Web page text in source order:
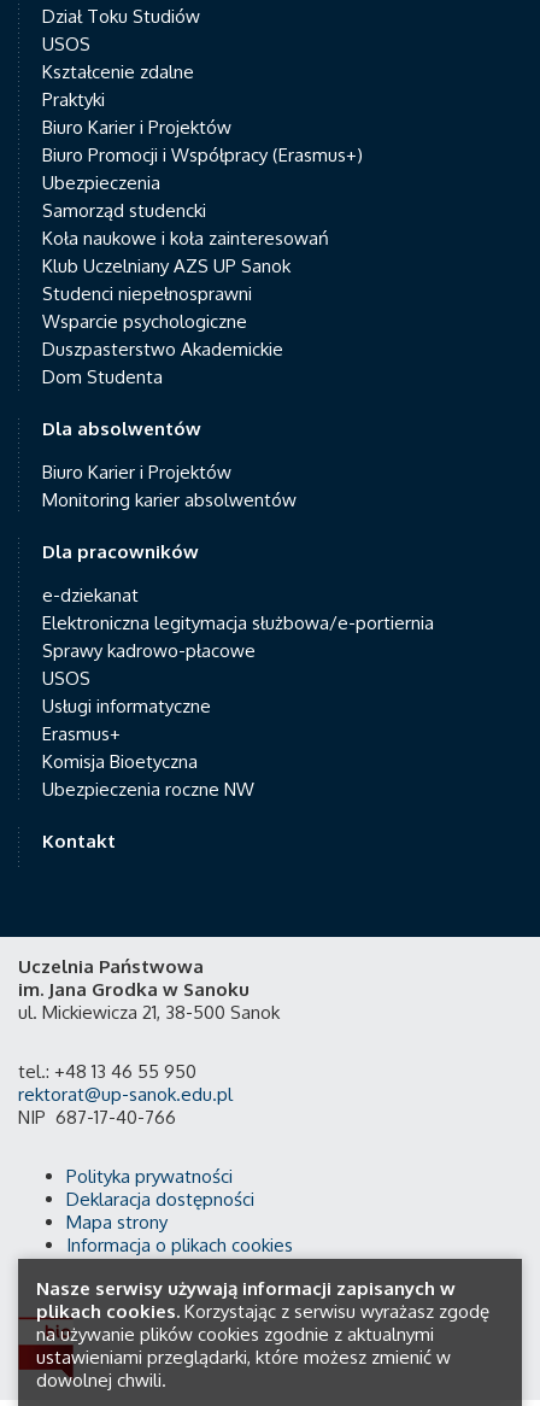
Dział Toku Studiów
USOS
Kształcenie zdalne
Praktyki
Biuro Karier i Projektów
Biuro Promocji i Współpracy (Erasmus+)
Ubezpieczenia
Samorząd studencki
Koła naukowe i koła zainteresowań
Klub Uczelniany AZS UP Sanok
Studenci niepełnosprawni
Wsparcie psychologiczne
Duszpasterstwo Akademickie
Dom Studenta
Dla absolwentów
Biuro Karier i Projektów
Monitoring karier absolwentów
Dla pracowników
e-dziekanat
Elektroniczna legitymacja służbowa/e-portiernia
Sprawy kadrowo-płacowe
USOS
Usługi informatyczne
Erasmus+
Komisja Bioetyczna
Ubezpieczenia roczne NW
Kontakt
Uczelnia Państwowa
im. Jana Grodka w Sanoku
ul. Mickiewicza 21, 38-500 Sanok
tel.: +48 13 46 55 950
rektorat@up-sanok.edu.pl
NIP 687-17-40-766
Polityka prywatności
Deklaracja dostępności
Mapa strony
Informacja o plikach cookies
Nasze serwisy używają informacji zapisanych w
plikach cookies. Korzystając z serwisu wyrażasz zgodę
na używanie plików cookies zgodnie z aktualnymi
ustawieniami przeglądarki, które możesz zmienić w
dowolnej chwili.